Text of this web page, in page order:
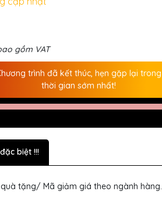
gồm VAT
trình đã kết thúc, hẹn gặp lại trong
thời gian sớm nhất!
biệt !!!
quà tặng/ Mã giảm giá theo ngành hàng.